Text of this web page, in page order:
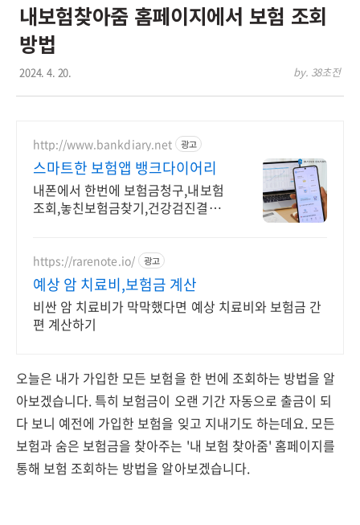
내보험찾아줌 홈페이지에서 보험 조회
방법
2024. 4. 20. by. 38초전
http://www.bankdiary.net 광고
스마트한 보험앱 뱅크다이어리
내폰에서 한번에 보험금청구,내보험
조회,놓친보험금찾기,건강검진결과
https://rarenote.io/ 광고
예상 암 치료비,보험금 계산
비싼 암 치료비가 막막했다면 예상 치료비와 보험금 간
편 계산하기
오늘은 내가 가입한 모든 보험을 한 번에 조회하는 방법을 알
아보겠습니다. 특히 보험금이 오랜 기간 자동으로 출금이 되
다 보니 예전에 가입한 보험을 잊고 지내기도 하는데요. 모든
보험과 숨은 보험금을 찾아주는 '내 보험 찾아줌' 홈페이지를
통해 보험 조회하는 방법을 알아보겠습니다.